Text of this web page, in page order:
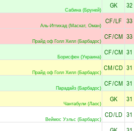
Сабина (Бруней)
GK 32
Аль-Иттихад (Маскат, Оман)
CF/LF 33
Прайд оф Голл Хилл (Барбадос)
CF/CM 33
Борисфен (Украина)
CF/CM 31
Прайд оф Голл Хилл (Барбадос)
CM/CD 31
Парадайз (Барбадос)
CF/CM 31
Чантабули (Лаос)
GK 31
Веймос Уэльс (Барбадос)
CD/LD 31